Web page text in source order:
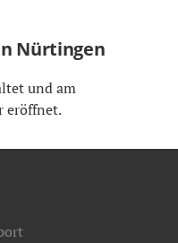
Nürtingen
und am
eröffnet.